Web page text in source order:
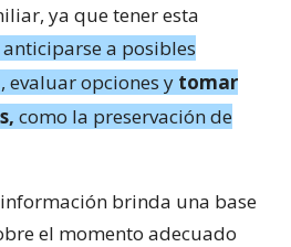
ya que tener esta
anticiparse a posibles
opciones y tomar
como la preservación de
brinda una base
el momento adecuado